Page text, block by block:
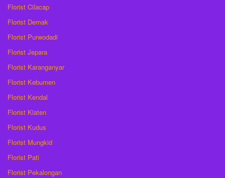
Florist Cilacap
Florist Demak
Florist Purwodadi
Florist Jepara
Florist Karanganyar
Florist Kebumen
Florist Kendal
Florist Klaten
Florist Kudus
Florist Mungkid
Florist Pati
Florist Pekalongan